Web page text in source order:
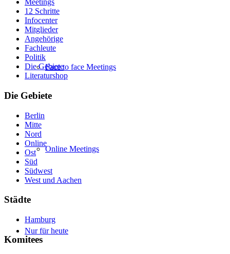
Face to face Meetings
Online Meetings
Nur für heute
Meetings
12 Schritte
Infocenter
Mitglieder
Angehörige
Fachleute
Politik
Die Gebiete
Literaturshop
Die Gebiete
Berlin
Mitte
Nord
Online
Ost
Süd
Südwest
West und Aachen
Städte
Hamburg
Komitees